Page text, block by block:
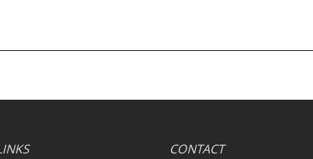
CONTACT